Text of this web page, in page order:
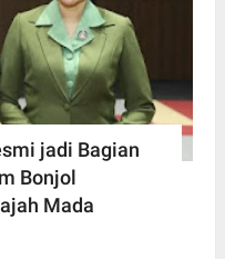
jadi Bagian
Bonjol
Mada